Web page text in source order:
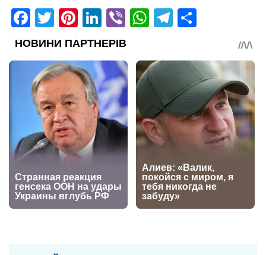
Facebook
Twitter
Pinterest
LinkedIn
ViberWhatsApp
Telegram